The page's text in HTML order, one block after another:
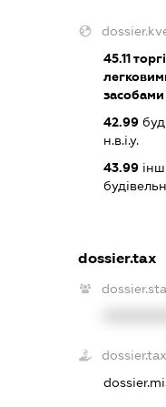
45.11
засобами
42.99
н.в.і.у.
43.99
dossier.tax